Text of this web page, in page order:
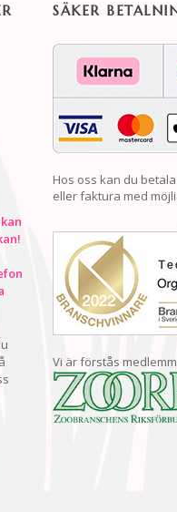
SÄKER
Hos oss kan du
eller faktura med
Vi är förstås